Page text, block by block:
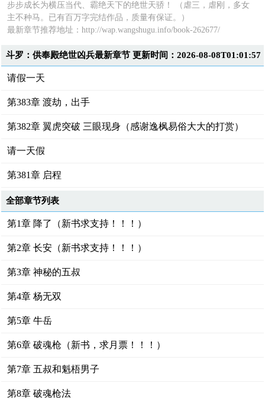
步步成长为横压当代、霸绝天下的绝世天骄！ （虐三，虐刚，多女
主不种马。已有百万字完结作品，质量有保证。）
最新章节推荐地址：http://wap.wangshugu.info/book-262677/
斗罗：供奉殿绝世凶兵最新章节 更新时间：2026-08-08T01:01:57
请假一天
第383章 渡劫，出手
第382章 翼虎突破 三眼现身（感谢逸枫易俗大大的打赏）
请一天假
第381章 启程
全部章节列表
第1章 降了（新书求支持！！！）
第2章 长安（新书求支持！！！）
第3章 神秘的五叔
第4章 杨无双
第5章 牛岳
第6章 破魂枪（新书，求月票！！！）
第7章 五叔和魁梧男子
第8章 破魂枪法